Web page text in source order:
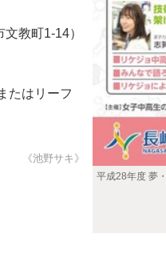
平成28年度 夢
教町1-14）
たはリーフ
《池野サキ》